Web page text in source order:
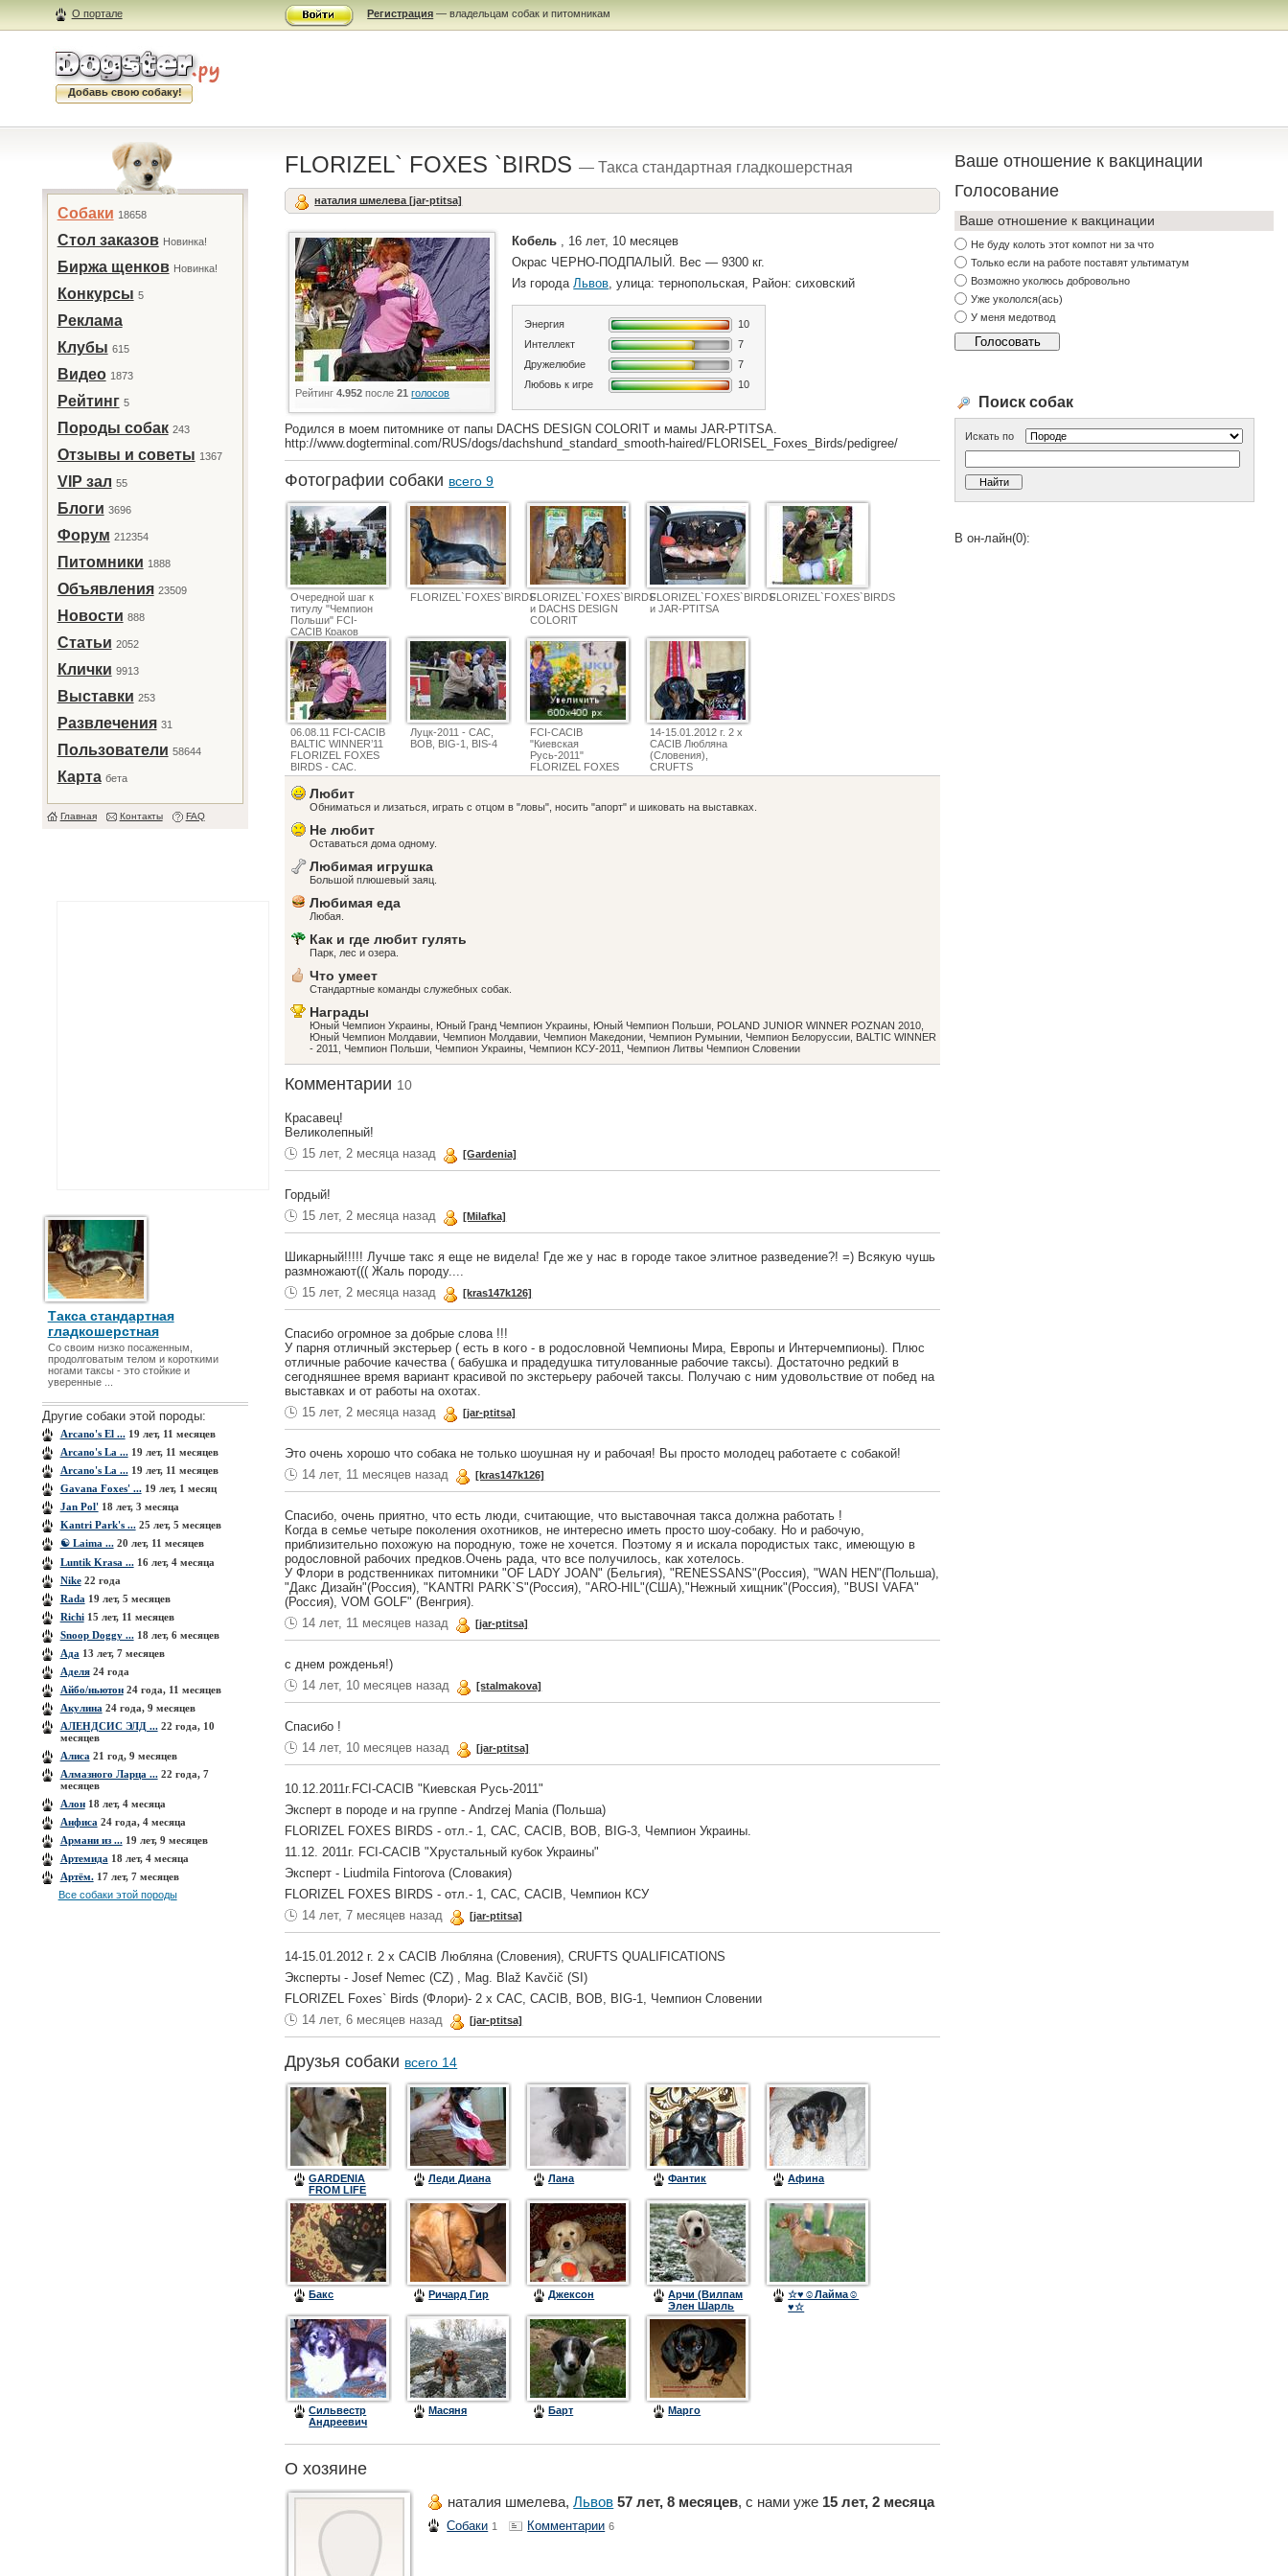
О портале Регистрация — владельцам собак и питомникам
Добавь свою собаку!
Собаки 18658
Стол заказов Новинка!
Биржа щенков Новинка!
Конкурсы 5
Реклама
Клубы 615
Видео 1873
Рейтинг 5
Породы собак 243
Отзывы и советы 1367
VIP зал 55
Блоги 3696
Форум 212354
Питомники 1888
Объявления 23509
Новости 888
Статьи 2052
Клички 9913
Выставки 253
Развлечения 31
Пользователи 58644
Карта бета
Главная Контакты FAQ
Такса стандартная
гладкошерстная
Со своим низко посаженным,
продолговатым телом и короткими
ногами таксы - это стойкие и
уверенные ...
Другие собаки этой породы:
Arcano's El ...19 лет, 11 месяцев
Arcano's La ...19 лет, 11 месяцев
Arcano's La ...19 лет, 11 месяцев
Gavana Foxes' ...19 лет, 1 месяц
Jan Pol'18 лет, 3 месяца
Kantri Park's ...25 лет, 5 месяцев
☯ Laima ...20 лет, 11 месяцев
Luntik Krasa ...16 лет, 4 месяца
Nike22 года
Rada 19 лет, 5 месяцев
Richi15 лет, 11 месяцев
Snoop Doggy ...18 лет, 6 месяцев
Ада 13 лет, 7 месяцев
Аделя24 года
Айбо/ньютон24 года, 11 месяцев
Акулина 24 года, 9 месяцев
АЛЕНДСИС ЭЛД ...22 года, 10
месяцев
Алиса 21 год, 9 месяцев
Алмазного Ларца ...22 года, 7
месяцев
Алон18 лет, 4 месяца
Анфиса 24 года, 4 месяца
Армани из ...19 лет, 9 месяцев
Артемида 18 лет, 4 месяца
Артём.17 лет, 7 месяцев
Все собаки этой породы
FLORIZEL` FOXES `BIRDS— Такса стандартная гладкошерстная
наталия шмелева [jar-ptitsa]
Рейтинг4.952 после21 голосов
Кобель , 16 лет, 10 месяцев
Окрас ЧЕРНО-ПОДПАЛЫЙ. Вес — 9300 кг.
Из городаЛьвов, улица: тернопольская, Район: сиховский
Энергия
10
Интеллект
7
Дружелюбие
7
Любовь к игре
10
Родился в моем питомнике от папы DACHS DESIGN COLORIT и мамы JAR-PTITSA.
http://www.dogterminal.com/RUS/dogs/dachshund_standard_smooth-haired/FLORISEL_Foxes_Birds/pedigree/
Фотографии собаки всего 9
Очередной шаг к
титулу "Чемпион
Польши" FCI-
CACIB Краков
(Польша)- СAC,
R.CACIB(CACIB за
Интером). Foto
A.Dembiniok
FLORIZEL`FOXES`BIRDSFLORIZEL`FOXES`BIRDS
и DACHS DESIGN
COLORIT
FLORIZEL`FOXES`BIRDS
и JAR-PTITSA
FLORIZEL`FOXES`BIRDS
06.08.11 FCI-СACIB
BALTIC WINNER’11
FLORIZEL FOXES
BIRDS - CАC,
CACIB, BALTIC
WINNER-2011
Луцк-2011 - САС,
BOB, BIG-1, BIS-4
FCI-СACIB
"Киевская
Русь-2011"
FLORIZEL FOXES
BIRDS - отл.- 1,
BIG-3, Чемпион
Украины,Чемпион
14-15.01.2012 г. 2 х
CACIB Любляна
(Словения),
CRUFTS
QUALIFICATIONS -
Чемпион Словении
Любит
Обниматься и лизаться, играть с отцом в "ловы", носить "апорт" и шиковать на выставках.
Не любит
Оставаться дома одному.
Любимая игрушка
Большой плюшевый заяц.
Любимая еда
Любая.
Как и где любит гулять
Парк, лес и озера.
Что умеет
Стандартные команды служебных собак.
Награды
Юный Чемпион Украины, Юный Гранд Чемпион Украины, Юный Чемпион Польши, POLAND JUNIOR WINNER POZNAN 2010,
Юный Чемпион Молдавии, Чемпион Молдавии, Чемпион Македонии, Чемпион Румынии, Чемпион Белоруссии, BALTIC WINNER
- 2011, Чемпион Польши, Чемпион Украины, Чемпион КСУ-2011, Чемпион Литвы Чемпион Словении
Комментарии 10
Красавец!
Великолепный!
15 лет, 2 месяца назад
[Gardenia]
Гордый!
15 лет, 2 месяца назад
[Milafka]
Шикарный!!!!! Лучше такс я еще не видела! Где же у нас в городе такое элитное разведение?! =) Всякую чушь
размножают((( Жаль породу....
15 лет, 2 месяца назад
[kras147k126]
Спасибо огромное за добрые слова !!!
У парня отличный экстерьер ( есть в кого - в родословной Чемпионы Мира, Европы и Интерчемпионы). Плюс
отличные рабочие качества ( бабушка и прадедушка титулованные рабочие таксы). Достаточно редкий в
сегодняшнее время вариант красивой по экстерьеру рабочей таксы. Получаю с ним удовольствие от побед на
выставках и от работы на охотах.
15 лет, 2 месяца назад
[jar-ptitsa]
Это очень хорошо что собака не только шоушная ну и рабочая! Вы просто молодец работаете с собакой!
14 лет, 11 месяцев назад
[kras147k126]
Спасибо, очень приятно, что есть люди, считающие, что выставочная такса должна работать !
Когда в семье четыре поколения охотников, не интересно иметь просто шоу-собаку. Но и рабочую,
приблизительно похожую на породную, тоже не хочется. Поэтому я и искала породистых такс, имеющую в
родословной рабочих предков.Очень рада, что все получилось, как хотелось.
У Флори в родственниках питомники "OF LADY JOAN" (Бельгия), "RENESSANS"(Россия), "WAN HEN"(Польша),
"Дакс Дизайн"(Россия), "KANTRI PARK`S"(Россия), "ARO-HIL"(США),"Нежный хищник"(Россия), "BUSI VAFA"
(Россия), VOM GOLF" (Венгрия).
14 лет, 11 месяцев назад
[jar-ptitsa]
с днем рожденья!)
14 лет, 10 месяцев назад
[stalmakova]
Спасибо !
14 лет, 10 месяцев назад
[jar-ptitsa]
10.12.2011г.FCI-СACIB "Киевская Русь-2011"
Эксперт в породе и на группе - Andrzej Mania (Польша)
FLORIZEL FOXES BIRDS - отл.- 1, CАC, CACIB, BOB, BIG-3, Чемпион Украины.
11.12. 2011г. FCI-СACIB "Хрустальный кубок Украины"
Эксперт - Liudmila Fintorova (Словакия)
FLORIZEL FOXES BIRDS - отл.- 1, CАC, CACIB, Чемпион КСУ
14 лет, 7 месяцев назад
[jar-ptitsa]
14-15.01.2012 г. 2 х CACIB Любляна (Словения), CRUFTS QUALIFICATIONS
Эксперты - Josef Nemec (CZ) , Mag. Blaž Kavčič (SI)
FLORIZEL Foxes` Birds (Флори)- 2 х CAC, CACIB, BOB, BIG-1, Чемпион Словении
14 лет, 6 месяцев назад
[jar-ptitsa]
Друзья собаки всего 14
GARDENIA
FROM LIFE
HOLL
Леди Диана Лана Фантик Афина
Бакс Ричард Гир Джексон
Арчи (Вилпам
Элен Шарль
де Вито)
☆♥☺Лайма☺
♥☆
Сильвестр
Андреевич
Масяня Барт Марго
О хозяине
наталия шмелева,Львов 57 лет, 8 месяцев, с нами уже 15 лет, 2 месяца
Собаки 1 Комментарии 6
Ваше отношение к вакцинации
Голосование
Ваше отношение к вакцинации
Не буду колоть этот компот ни за что
Только если на работе поставят ультиматум
Возможно уколюсь добровольно
Уже укололся(ась)
У меня медотвод
Поиск собак
Искать по
В он-лайн(0):